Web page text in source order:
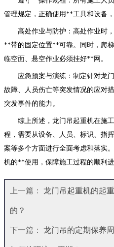
管理规定，正确使用**工具和设备
高处作业与防护：高处作业时
**带的固定位置**可靠。同时，爬
临空面、悬空作业必须挂好**网。
应急预案与演练：制定针对龙
故障、人员伤亡等突发情况的应对
突发事件的能力。
综上所述，龙门吊起重机在施
程，需要从设备、人员、标识、指
案等多个方面进行全面考虑和落实
机的**使用，保障施工过程的顺利
上一篇： 龙门吊起重机的起
的？
下一篇： 龙门吊的定期保养